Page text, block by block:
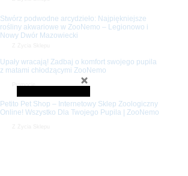
Stwórz podwodne arcydzieło: Najpiękniejsze
rośliny akwariowe w ZooNemo – Legionowo i
Nowy Dwór Mazowiecki
Upały wracają! Zadbaj o komfort swojego pupila
z matami chłodzącymi ZooNemo
Petito Pet Shop – Internetowy Sklep Zoologiczny
Online! Wszystko Dla Twojego Pupila | ZooNemo